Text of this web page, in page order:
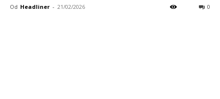
Od Headliner - 21/02/2026 0